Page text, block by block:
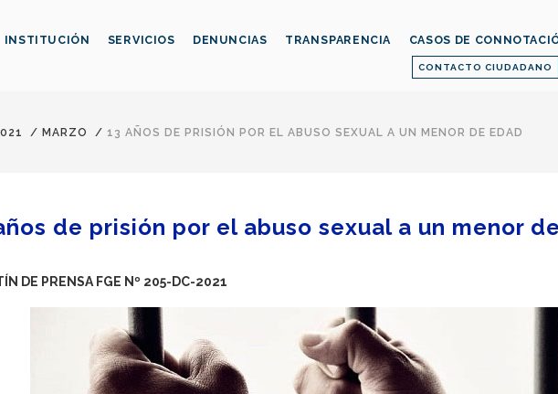
CONTACTO CIUDADANO
INSTITUCIÓN SERVICIOS DENUNCIAS TRANSPARENCIA CASOS DE
/ MARZO / 13 AÑOS DE PRISIÓN POR EL ABUSO SEXUAL A UN MENOR DE EDAD
de prisión por el abuso sexual a un menor
DE PRENSA FGE Nº 205-DC-2021